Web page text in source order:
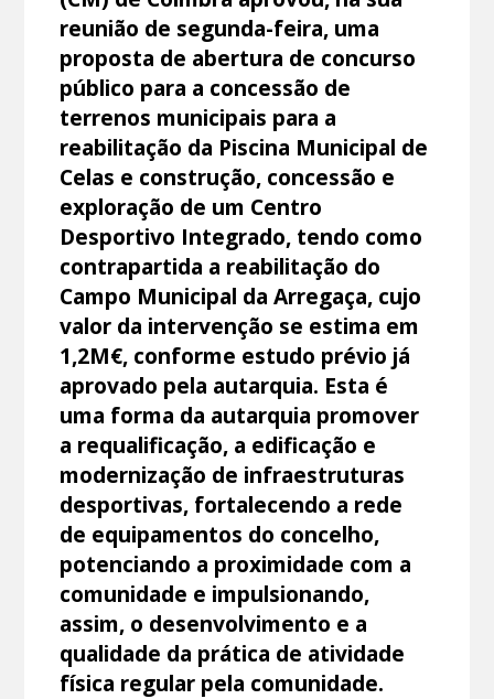
reunião de segunda-feira, uma
proposta de abertura de concurso
público para a concessão de
terrenos municipais para a
reabilitação da Piscina Municipal de
Celas e construção, concessão e
exploração de um Centro
Desportivo Integrado, tendo como
contrapartida a reabilitação do
Campo Municipal da Arregaça, cujo
valor da intervenção se estima em
1,2M€, conforme estudo prévio já
aprovado pela autarquia. Esta é
uma forma da autarquia promover
a requalificação, a edificação e
modernização de infraestruturas
desportivas, fortalecendo a rede
de equipamentos do concelho,
potenciando a proximidade com a
comunidade e impulsionando,
assim, o desenvolvimento e a
qualidade da prática de atividade
física regular pela comunidade.